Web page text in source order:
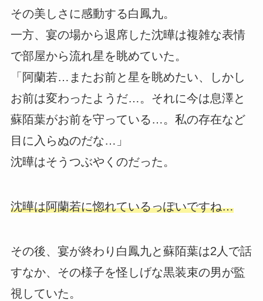
その美しさに感動する白鳳九。
一方、宴の場から退席した沈曄は複雑な表情
で部屋から流れ星を眺めていた。
「阿蘭若…またお前と星を眺めたい、しかし
お前は変わったようだ…。それに今は息澤と
蘇陌葉がお前を守っている…。私の存在など
目に入らぬのだな…」
沈曄はそうつぶやくのだった。
沈曄は阿蘭若に惚れているっぽいですね…
その後、宴が終わり白鳳九と蘇陌葉は2人で話
すなか、その様子を怪しげな黒装束の男が監
視していた。